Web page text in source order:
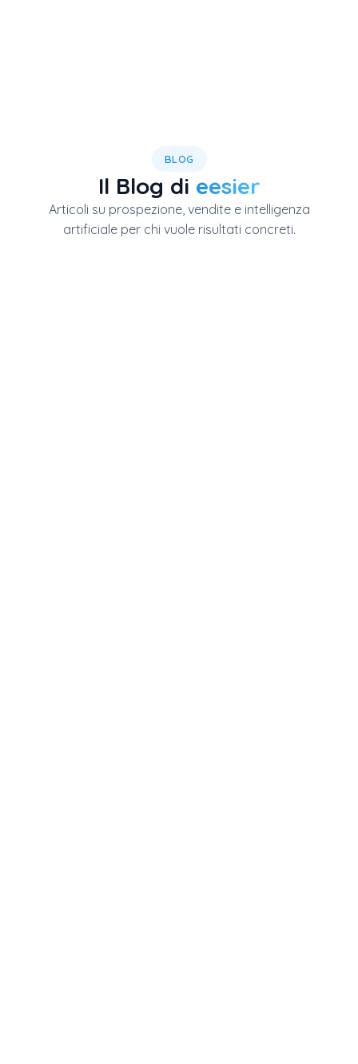
BLOG
Il Blog di eesier
Articoli su prospezione, vendite e intelligenza
artificiale per chi vuole risultati concreti.